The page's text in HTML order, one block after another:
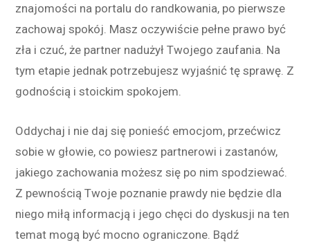
znajomości na portalu do randkowania, po pierwsze
zachowaj spokój. Masz oczywiście pełne prawo być
zła i czuć, że partner nadużył Twojego zaufania. Na
tym etapie jednak potrzebujesz wyjaśnić tę sprawę. Z
godnością i stoickim spokojem.
Oddychaj i nie daj się ponieść emocjom, przećwicz
sobie w głowie, co powiesz partnerowi i zastanów,
jakiego zachowania możesz się po nim spodziewać.
Z pewnością Twoje poznanie prawdy nie będzie dla
niego miłą informacją i jego chęci do dyskusji na ten
temat mogą być mocno ograniczone. Bądź